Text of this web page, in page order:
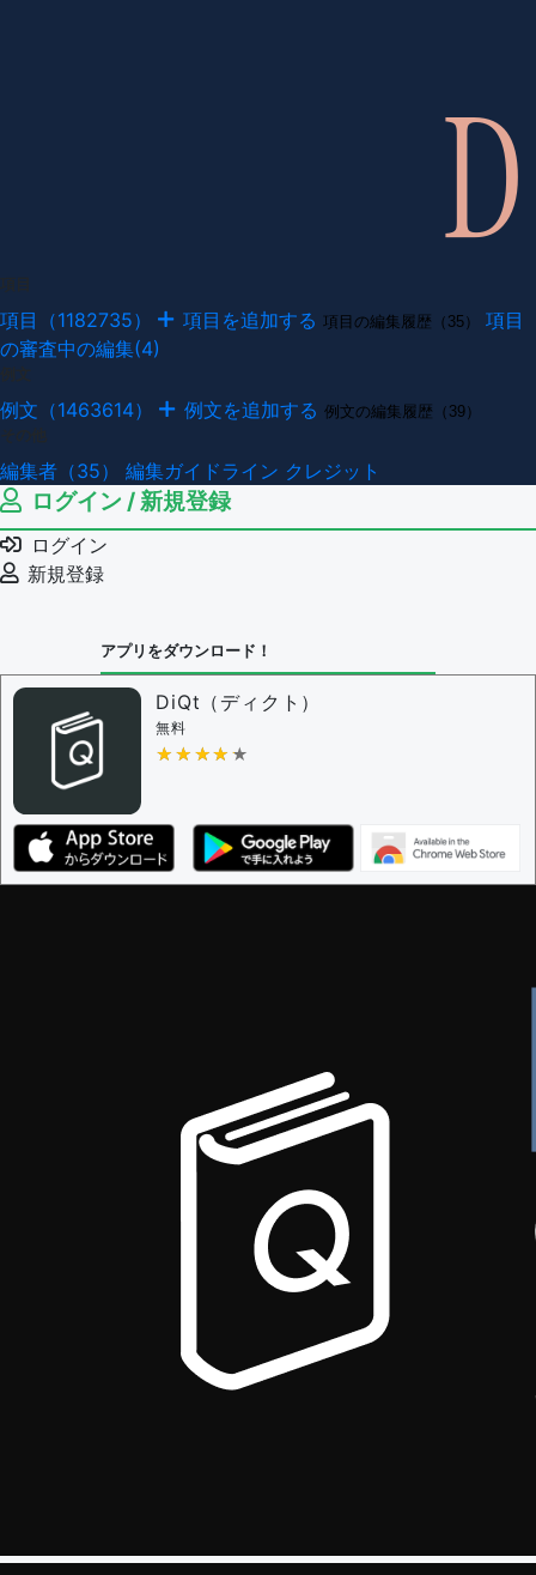
項目（1182735） 項目を追加する 項目の編集履歴（35）
項目
の審査中の編集(4)
例文（1463614） 例文を追加する 例文の編集履歴（39）
編集者（35） 編集ガイドライン クレジット
ログイン / 新規登録
ログイン
新規登録
アプリをダウンロード！
DiQt（ディクト）
無料
★★★★★
★★★★★